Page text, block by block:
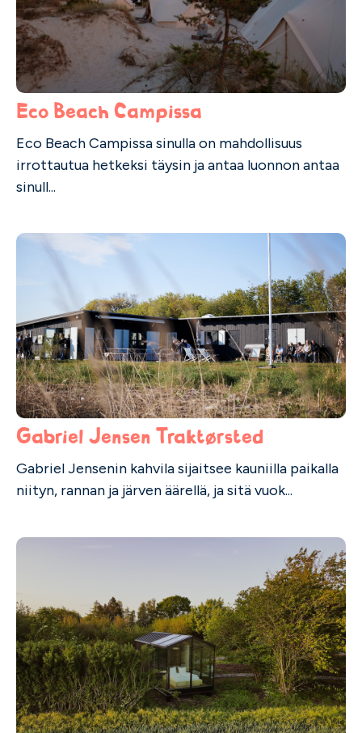
Eco Beach Campissa
Eco Beach Campissa sinulla on mahdollisuus
irrottautua hetkeksi täysin ja antaa luonnon antaa
sinull...
Gabriel Jensen Traktørsted
Gabriel Jensenin kahvila sijaitsee kauniilla paikalla
niityn, rannan ja järven äärellä, ja sitä vuok...